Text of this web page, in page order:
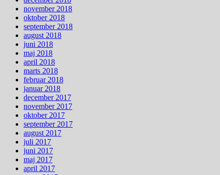
november 2018
oktober 2018
september 2018
august 2018
juni 2018
maj 2018
april 2018
marts 2018
februar 2018
januar 2018
december 2017
november 2017
oktober 2017
september 2017
august 2017
juli 2017
juni 2017
maj 2017
april 2017